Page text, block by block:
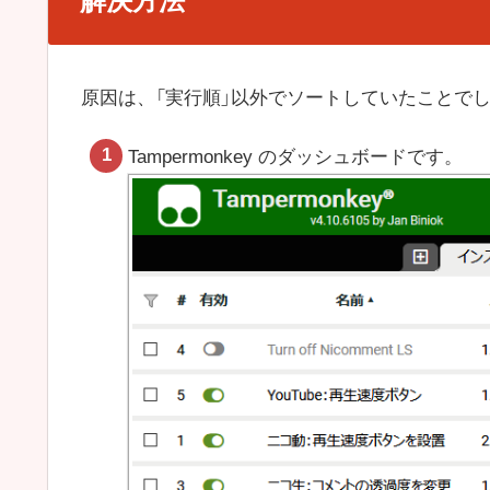
原因は、「実行順」以外でソートしていたことで
Tampermonkey のダッシュボードです。